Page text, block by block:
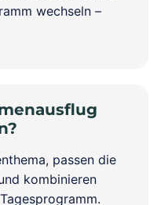
wechseln –
passen die
kombinieren